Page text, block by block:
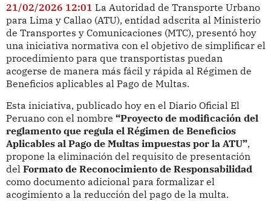
21/02/2026 12:01 La Autoridad de Transporte Urbano
para Lima y Callao (ATU), entidad adscrita al Ministerio
de Transportes y Comunicaciones (MTC), presentó hoy
una iniciativa normativa con el objetivo de simplificar el
procedimiento para que transportistas puedan
acogerse de manera más fácil y rápida al Régimen de
Beneficios aplicables al Pago de Multas.
Esta iniciativa, publicado hoy en el Diario Oficial El
Peruano con el nombre “Proyecto de modificación del
reglamento que regula el Régimen de Beneficios
Aplicables al Pago de Multas impuestas por la ATU”,
propone la eliminación del requisito de presentación
del Formato de Reconocimiento de Responsabilidad
como documento adicional para formalizar el
acogimiento a la reducción del pago de la multa.